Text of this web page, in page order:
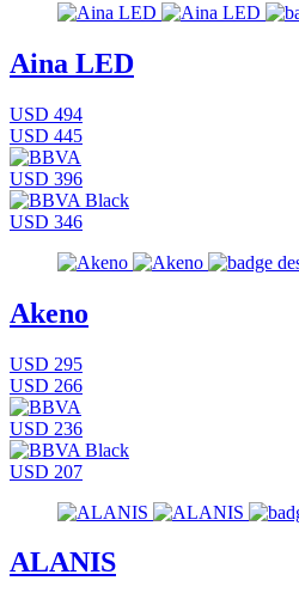
Aina LED
USD 494
USD 445
USD 396
USD 346
Akeno
USD 295
USD 266
USD 236
USD 207
ALANIS